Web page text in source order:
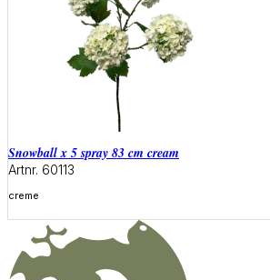
snowball x 5 spray 83 cm cream
Artnr. 60113
creme